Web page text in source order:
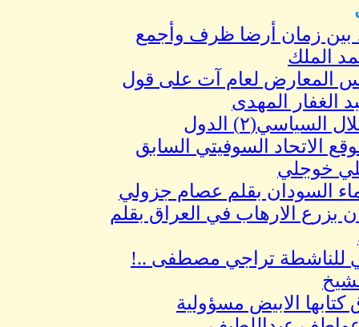
بين زمان أرضا ظرف وأجمع
الملك
المعارض لعام آت على قول
الغفار المهدى
مستقبل الاستقلال السياسي(٢) الدول
الاتحاد السوفيتي السابق
خوجلي
السودان بقلم عصام جزولي
بزرع الارهاب في العراق بقلم
للناشطة تراجي مصطفى ..!
الابيض مسؤولية